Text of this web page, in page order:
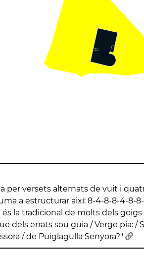
/ de Puiglagulla Senyora?"